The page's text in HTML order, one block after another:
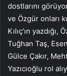
dostlarını
ve Özgür onları
Kılıç’ın
Tuğhan Taş,
Gülce Çakır,
Yazıcıoğlu rol